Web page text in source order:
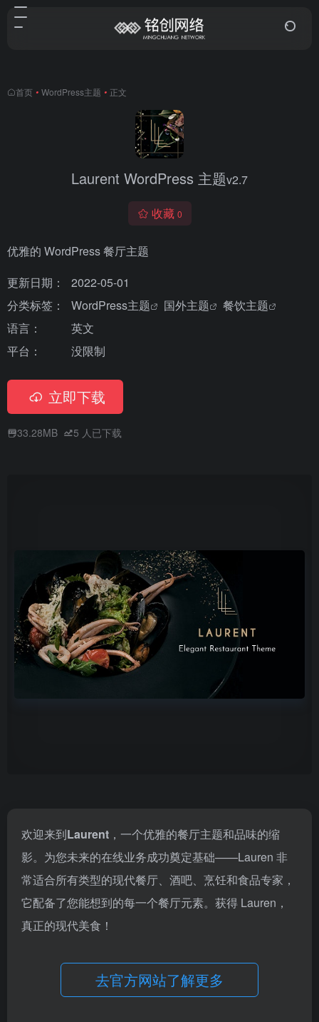
首页 • WordPress主题 • 正文
Laurent WordPress 主题v2.7
收藏 0
优雅的 WordPress 餐厅主题
更新日期：
2022-05-01
分类标签：
WordPress主题 国外主题
餐饮主题
语言：
英文
平台：
没限制
立即下载
33.28MB 5 人已下载
欢迎来到Laurent ，一个优雅的餐厅主题和品味的缩
影。为您未来的在线业务成功奠定基础——Lauren 非
常适合所有类型的现代餐厅、酒吧、烹饪和食品专家，
它配备了您能想到的每一个餐厅元素。获得 Lauren，
真正的现代美食！
去官方网站了解更多